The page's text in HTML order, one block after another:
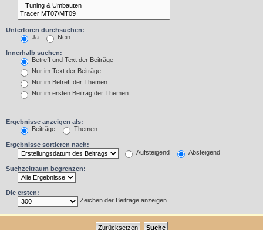
Unterforen durchsuchen:
Ja
Nein
Innerhalb suchen:
Betreff und Text der Beiträge
Nur im Text der Beiträge
Nur im Betreff der Themen
Nur im ersten Beitrag der Themen
Ergebnisse anzeigen als:
Beiträge
Themen
Ergebnisse sortieren nach:
Aufsteigend
Absteigend
Suchzeitraum begrenzen:
Die ersten:
Zeichen der Beiträge anzeigen